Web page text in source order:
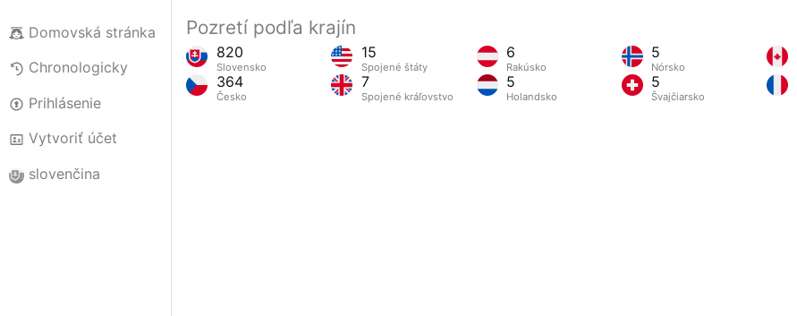
Domovská stránka
Chronologicky
Prihlásenie
Vytvoriť účet
slovenčina
Pozretí podľa krajín
820
Slovensko
364
Česko
15
Spojené štáty
7
Spojené kráľovstvo
6
Rakúsko
5
Holandsko
5
Nórsko
5
Švajčiarsko